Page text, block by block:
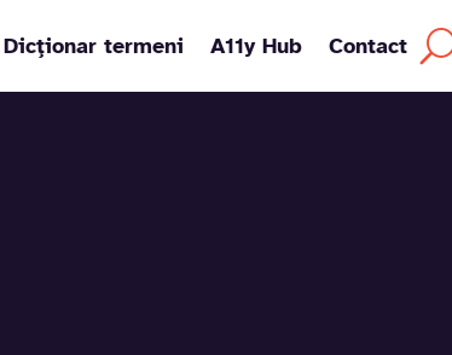
Dicționar termeni A11y Hub Contact